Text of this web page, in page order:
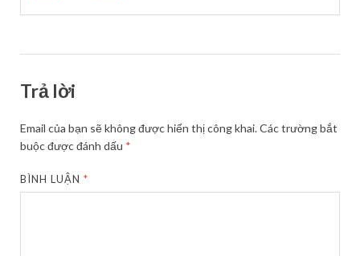
Trả lời
Email của bạn sẽ không được hiển thị công khai.Các trường bắt
buộc được đánh dấu *
BÌNH LUẬN*